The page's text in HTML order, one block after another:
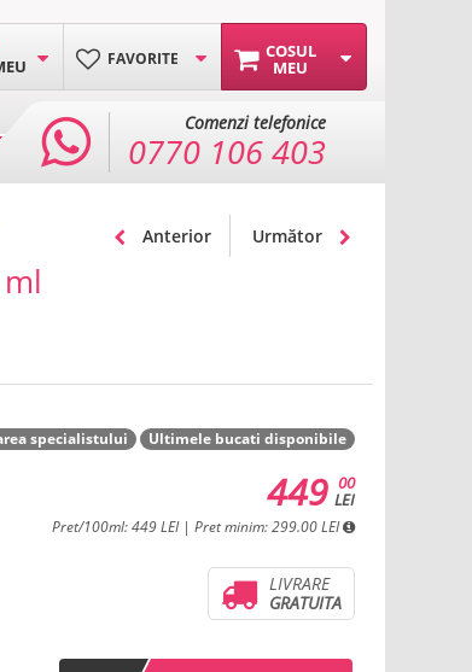
COSUL
MEU
FAVORITE
Comenzi telefonice
0770 106 403
Anterior Următor
specialistului Ultimele bucati disponibile
00
LEI
449
Pret/100ml: 449 LEI | Pret minim: 299.00 LEI
LIVRARE
GRATUITA